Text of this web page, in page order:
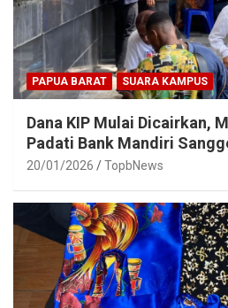
PAPUA BARAT SUARA KAMPUS
Dana KIP Mulai Dicairkan,
Padati Bank Mandiri
20/01/2026 TopbNews